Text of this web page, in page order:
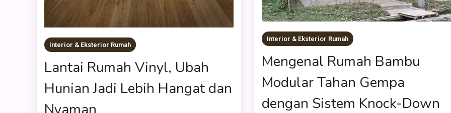
Interior & Eksterior Rumah
Lantai Rumah Vinyl, Ubah
Hunian Jadi Lebih Hangat dan
Interior & Eksterior Rumah
Mengenal Rumah Bambu
Modular Tahan Gempa
dengan Sistem Knock-Down